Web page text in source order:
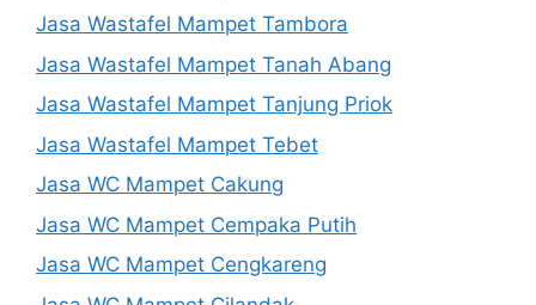
Jasa Wastafel Mampet Tambora
Jasa Wastafel Mampet Tanah Abang
Jasa Wastafel Mampet Tanjung Priok
Jasa Wastafel Mampet Tebet
Jasa WC Mampet Cakung
Jasa WC Mampet Cempaka Putih
Jasa WC Mampet Cengkareng